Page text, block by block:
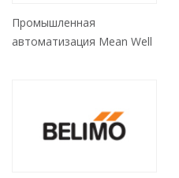
Промышленная
автоматизация Mean Well